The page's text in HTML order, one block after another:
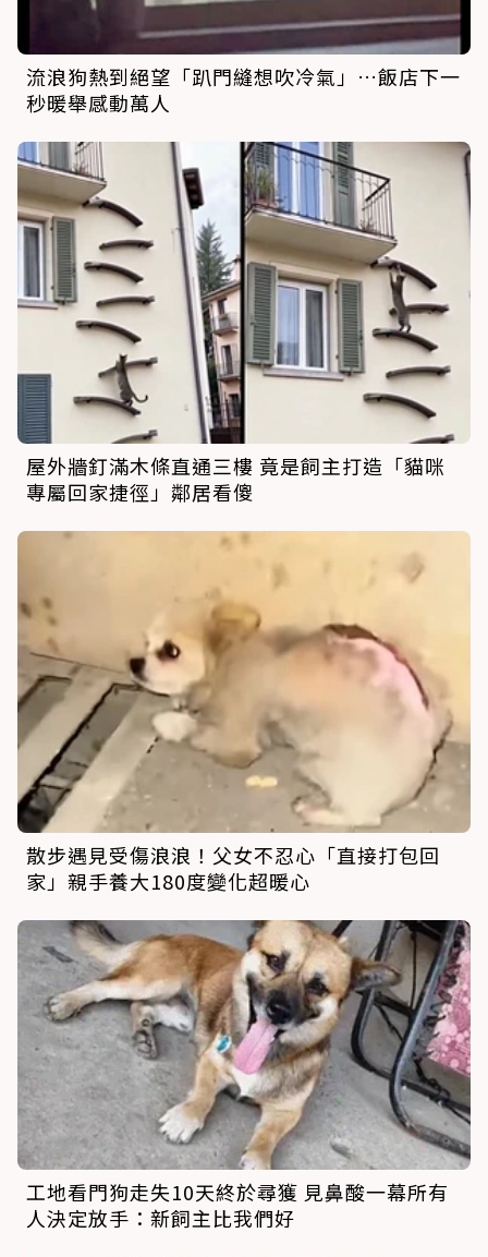
流浪狗熱到絕望「趴門縫想吹冷氣」…飯店下一
秒暖舉感動萬人
屋外牆釘滿木條直通三樓 竟是飼主打造「貓咪
專屬回家捷徑」鄰居看傻
散步遇見受傷浪浪！父女不忍心「直接打包回
家」親手養大180度變化超暖心
工地看門狗走失10天終於尋獲 見鼻酸一幕所有
人決定放手：新飼主比我們好